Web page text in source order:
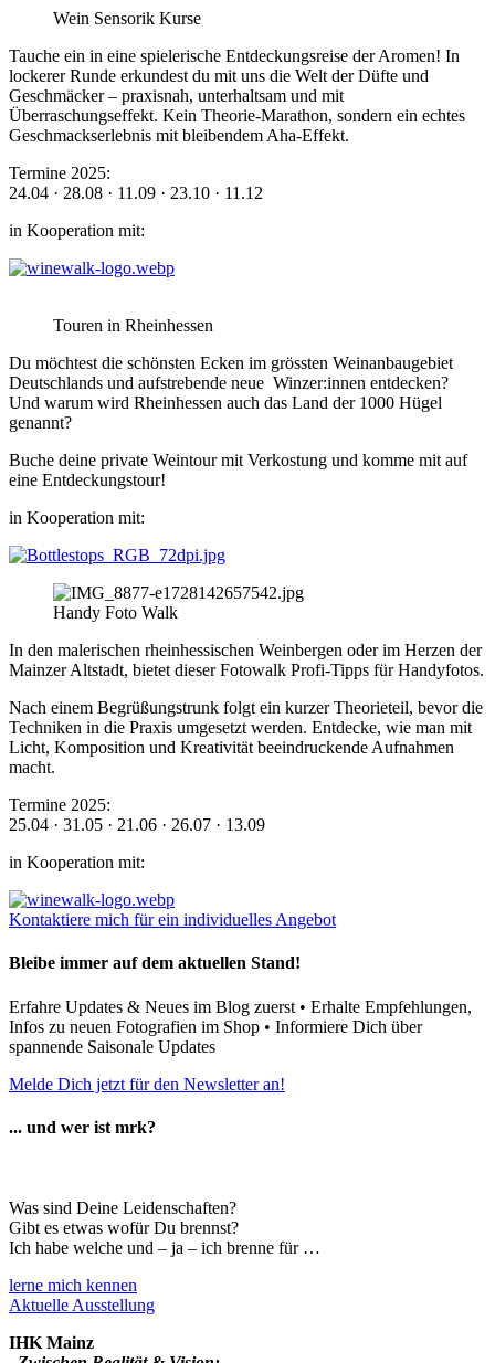
Wein Sensorik Kurse
Tauche ein in eine spielerische Entdeckungsreise der Aromen! In
lockerer Runde erkundest du mit uns die Welt der Düfte und
Geschmäcker – praxisnah, unterhaltsam und mit
Überraschungseffekt. Kein Theorie-Marathon, sondern ein echtes
Geschmackserlebnis mit bleibendem Aha-Effekt.
Termine 2025:
24.04 · 28.08 · 11.09 · 23.10 · 11.12
in Kooperation mit:
Touren in Rheinhessen
Du möchtest die schönsten Ecken im grössten Weinanbaugebiet
Deutschlands und aufstrebende neue Winzer:innen entdecken?
Und warum wird Rheinhessen auch das Land der 1000 Hügel
genannt?
Buche deine private Weintour mit Verkostung und komme mit auf
eine Entdeckungstour!
in Kooperation mit:
Handy Foto Walk
In den malerischen rheinhessischen Weinbergen oder im Herzen der
Mainzer Altstadt, bietet dieser Fotowalk Profi-Tipps für Handyfotos.
Nach einem Begrüßungstrunk folgt ein kurzer Theorieteil, bevor die
Techniken in die Praxis umgesetzt werden. Entdecke, wie man mit
Licht, Komposition und Kreativität beeindruckende Aufnahmen
macht.
Termine 2025:
25.04 · 31.05 · 21.06 · 26.07 · 13.09
in Kooperation mit:
Kontaktiere mich für ein individuelles Angebot
Bleibe immer auf dem aktuellen Stand!
Erfahre Updates & Neues im Blog zuerst • Erhalte Empfehlungen,
Infos zu neuen Fotografien im Shop • Informiere Dich über
spannende Saisonale Updates
Melde Dich jetzt für den Newsletter an!
... und wer ist mrk?
Was sind Deine Leidenschaften?
Gibt es etwas wofür Du brennst?
Ich habe welche und – ja – ich brenne für …
lerne mich kennen
Aktuelle Ausstellung
IHK Mainz